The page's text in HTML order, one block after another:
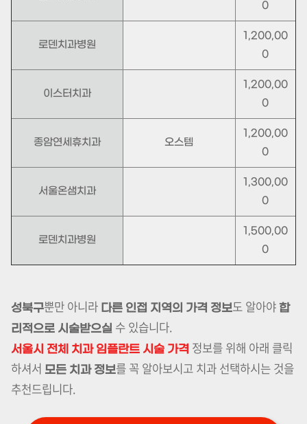
0
로덴치과병원
1,200,00
0
이스터치과
1,200,00
0
종암연세휴치과 오스템
1,200,00
0
서울온샘치과
1,300,00
0
로덴치과병원
1,500,00
0
성북구뿐만 아니라다른 인접 지역의 가격 정보도 알아야 합
리적으로 시술받으실 수 있습니다.
서울시 전체 치과 임플란트 시술 가격 정보를 위해 아래 클릭
하셔서 모든 치과 정보를 꼭 알아보시고 치과 선택하시는 것을
추천드립니다.